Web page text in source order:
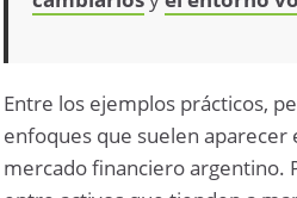
Entre los ejemplos prácticos,
enfoques que suelen aparecer
mercado financieroargentino.